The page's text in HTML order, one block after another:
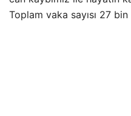
Toplam vaka sayısı 27